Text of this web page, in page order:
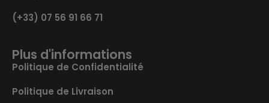
(+33) 07 56 91 66 71
Plus d'informations
Politique de Confidentialité
Politique de Livraison